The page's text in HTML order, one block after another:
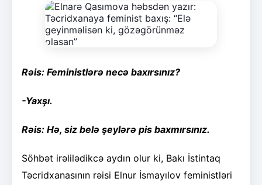
Rəis: Feministlərə necə baxırsınız?
-Yaxşı.
Rəis: Hə, siz belə şeylərə pis baxmırsınız.
Söhbət irəlilədikcə aydın olur ki, Bakı İstintaq
Təcridxanasının rəisi Elnur İsmayılov feministləri